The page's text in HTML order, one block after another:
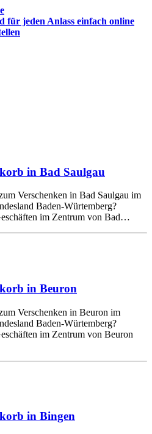
jeden Anlass einfach online
in Bad Saulgau
Verschenken in Bad Saulgau im
Baden-Würtemberg?
im Zentrum von Bad…
in Beuron
Verschenken in Beuron im
Baden-Würtemberg?
im Zentrum von Beuron
in Bingen